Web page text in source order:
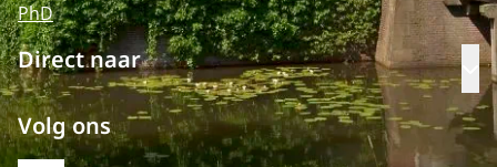
PhD
Direct naar
Volg ons